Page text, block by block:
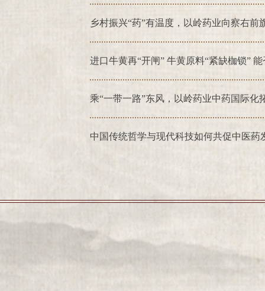
乡村振兴“药”有温度，以岭药业向察右前
进口牛黄再“开闸” 牛黄原料“紧缺枷锁”
乘“一带一路”东风，以岭药业中药国际化